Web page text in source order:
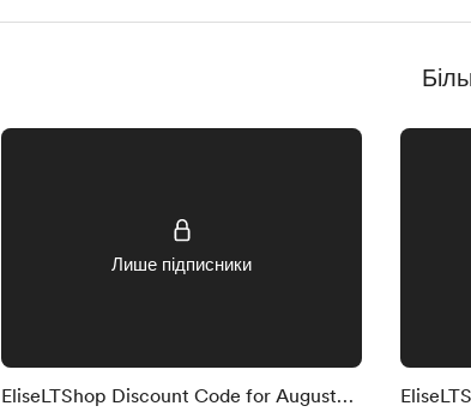
Лише підписники
EliseLTShop Discount Code for August